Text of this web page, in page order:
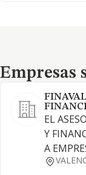
Empresas similares
Empresas
EL
Y
A